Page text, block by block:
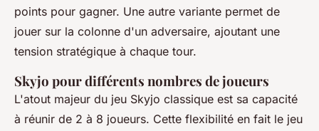
points pour gagner. Une autre variante permet de
jouer sur la colonne d'un adversaire, ajoutant une
tension stratégique à chaque tour.
Skyjo pour différents nombres de joueurs
L'atout majeur du jeu Skyjo classique est sa capacité
à réunir de 2 à 8 joueurs. Cette flexibilité en fait le jeu